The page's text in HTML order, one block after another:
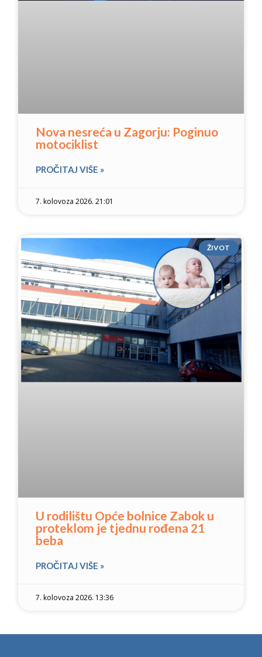
Nova nesreća u Zagorju: Poginuo
motociklist
PROČITAJ VIŠE »
7. kolovoza 2026. 21:01
ŽIVOT
U rodilištu Opće bolnice Zabok u
proteklom je tjednu rođena 21
beba
PROČITAJ VIŠE »
7. kolovoza 2026. 13:36